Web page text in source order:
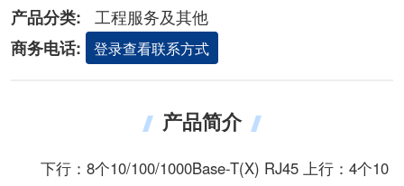
产品分类:
工程服务及其他
商务电话:
登录查看联系方式
产品简介
下行：8个10/100/1000Base-T(X) RJ45 上行：4个10